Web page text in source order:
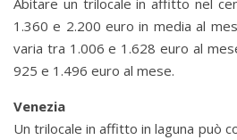
Abitare un trilocale in affitto nel
1.360 e 2.200 euro in media al
varia tra 1.006 e 1.628 euro al
925 e 1.496 euro al mese.
Venezia
Un trilocale in affitto in laguna può